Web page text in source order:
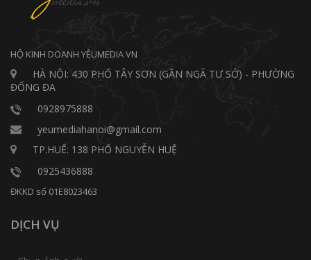
HỘ KINH DOANH YÊUMEDIA VN
HÀ NỘI: 430 PHỐ TÂY SƠN (GẦN NGÃ TƯ SỞ) - PHƯỜNG
ĐỐNG ĐA
0928975888
yeumediahanoi@gmail.com
TP.HUẾ: 138 PHỐ NGUYỄN HUỆ
0925436888
ĐKKD số 01E8023463
DỊCH VỤ